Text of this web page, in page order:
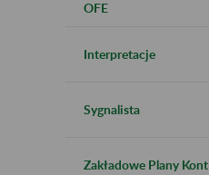
OFE
Interpretacje
Sygnalista
Zakładowe Plany Kont